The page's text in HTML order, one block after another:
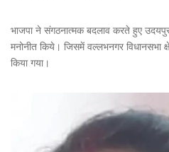
भाजपा ने संगठनात्मक बदलाव करते हुए
मनोनीत किये। जिसमें वल्लभनगर विधानसभा
किया गया।